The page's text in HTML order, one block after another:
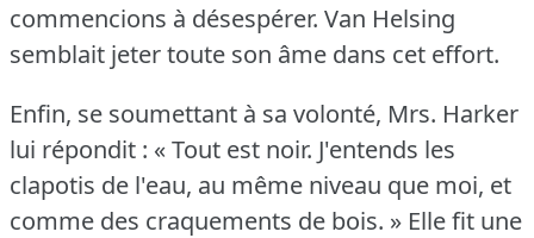
commencions à désespérer. Van Helsing
semblait jeter toute son âme dans cet effort.
Enfin, se soumettant à sa volonté, Mrs. Harker
lui répondit : « Tout est noir. J'entends les
clapotis de l'eau, au même niveau que moi, et
comme des craquements de bois. » Elle fit une